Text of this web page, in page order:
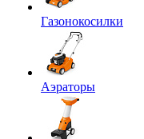
Газонокосилки
Аэраторы